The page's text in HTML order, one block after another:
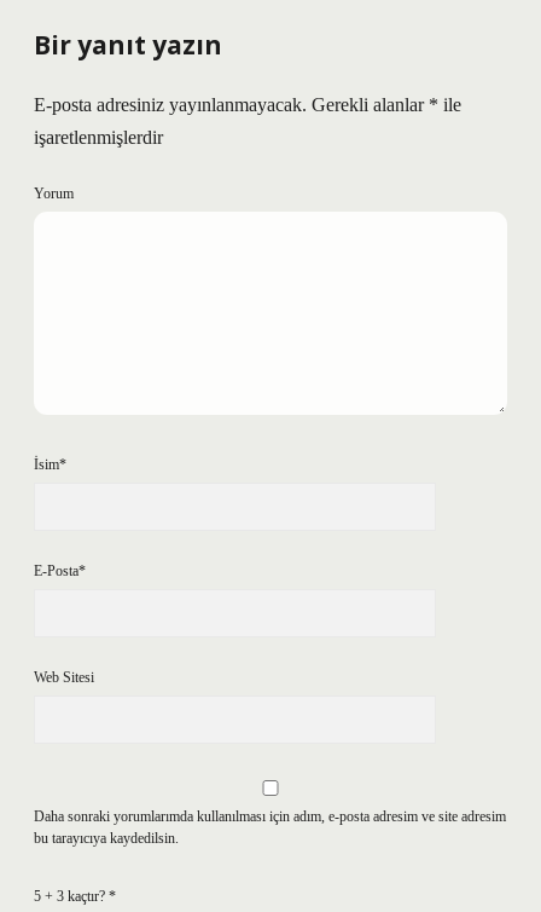
Bir yanıt yazın
E-posta adresiniz yayınlanmayacak. Gerekli alanlar * ile
işaretlenmişlerdir
Yorum
İsim*
E-Posta*
Web Sitesi
Daha sonraki yorumlarımda kullanılması için adım, e-posta adresim ve site adresim
bu tarayıcıya kaydedilsin.
5 + 3 kaçtır? *